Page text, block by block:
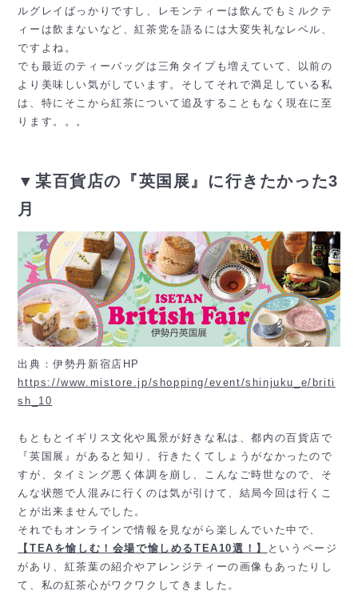
ルグレイばっかりですし、レモンティーは飲んでもミルクテ
ィーは飲まないなど、紅茶党を語るには大変失礼なレベル、
ですよね。
でも最近のティーバッグは三角タイプも増えていて、以前の
より美味しい気がしています。そしてそれで満足している私
は、特にそこから紅茶について追及することもなく現在に至
ります。。。
▼某百貨店の『英国展』に行きたかった3
月
出典：伊勢丹新宿店HP
https://www.mistore.jp/shopping/event/shinjuku_e/briti
sh_10
もともとイギリス文化や風景が好きな私は、都内の百貨店で
『英国展』があると知り、行きたくてしょうがなかったので
すが、タイミング悪く体調を崩し、こんなご時世なので、そ
んな状態で人混みに行くのは気が引けて、結局今回は行くこ
とが出来ませんでした。
それでもオンラインで情報を見ながら楽しんでいた中で、
【TEAを愉しむ！会場で愉しめるTEA10選！】
というページ
があり、紅茶葉の紹介やアレンジティーの画像もあったりし
て、私の紅茶心がワクワクしてきました。